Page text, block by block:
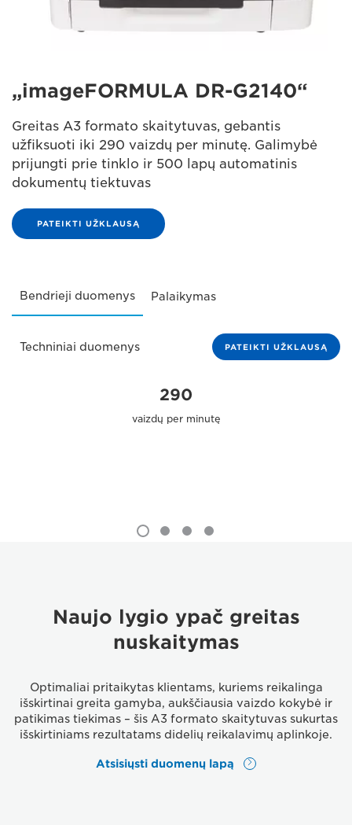
„imageFORMULA DR-G2140“
Greitas A3 formato skaitytuvas, gebantis
užfiksuoti iki 290 vaizdų per minutę. Galimybė
prijungti prie tinklo ir 500 lapų automatinis
dokumentų tiektuvas
PATEIKTI UŽKLAUSĄ
Bendrieji duomenys Palaikymas
Techniniai duomenys PATEIKTI UŽKLAUSĄ
290
vaizdų per minutę
Naujo lygio ypač greitas
nuskaitymas
Optimaliai pritaikytas klientams, kuriems reikalinga
išskirtinai greita gamyba, aukščiausia vaizdo kokybė ir
patikimas tiekimas – šis A3 formato skaitytuvas sukurtas
išskirtiniams rezultatams didelių reikalavimų aplinkoje.
Atsisiųsti duomenų lapą